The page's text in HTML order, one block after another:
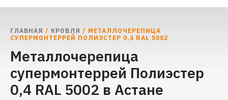
ГЛАВНАЯ / КРОВЛЯ / МЕТАЛЛОЧЕРЕПИЦА
СУПЕРМОНТЕРРЕЙ ПОЛИЭСТЕР 0,4 RAL 5002
Металлочерепица
супермонтеррей Полиэстер
0,4 RAL 5002 в Астане